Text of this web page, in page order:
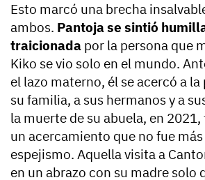
Esto marcó una brecha
ambos. Pantoja se sintió
traicionada por la persona que
Kiko se vio solo en el mundo.
el lazo materno, él se acercó a la
su familia, a sus hermanos y a
la muerte de su abuela, en
un acercamiento que no fue
espejismo. Aquella visita a
en un abrazo con su madre solo